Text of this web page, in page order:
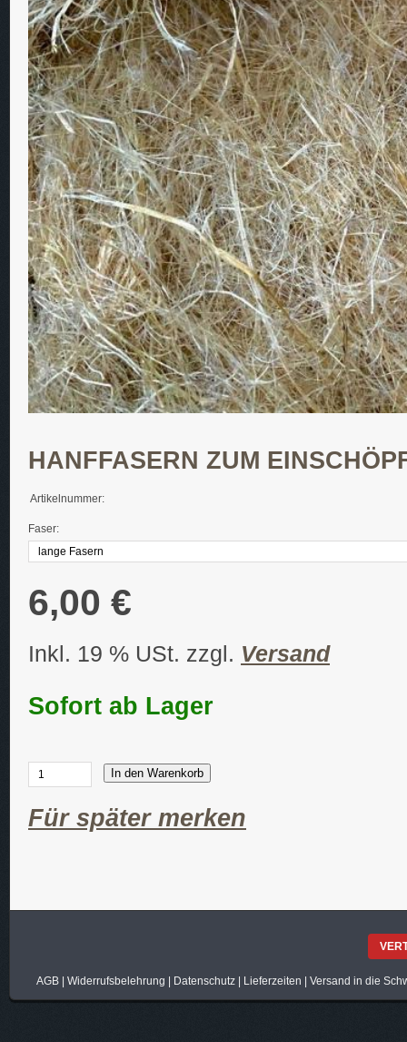
HANFFASERN ZUM
Artikelnummer:
Faser:
6,00 €
Inkl. 19 % USt. zzgl. Versand
Sofort ab Lager
In den Warenkorb
Für später merken
AGB| Widerrufsbelehrung Datenschutz| Lieferzeiten Versand in die